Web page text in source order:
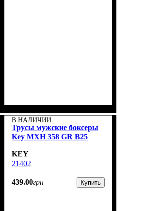
В НАЛИЧИИ
Трусы мужские боксеры
Key MXH 358 GR B25
KEY
21402
439.00грн Купить